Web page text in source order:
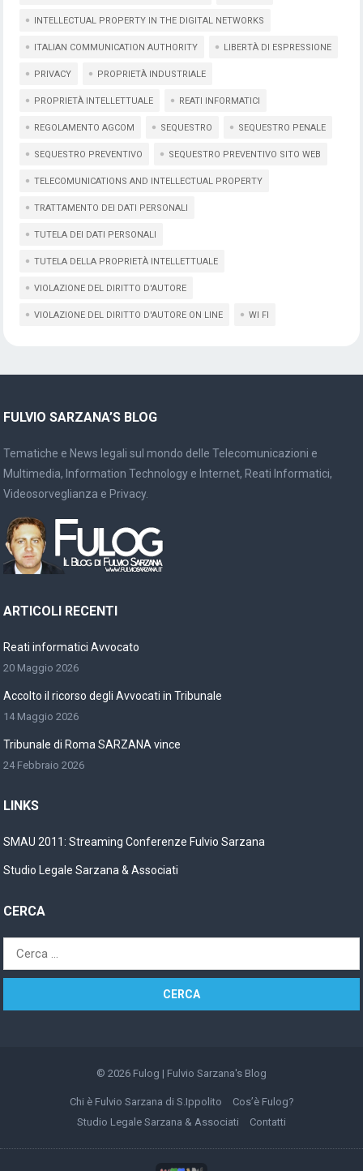
INTELLECTUAL PROPERTY IN THE DIGITAL NETWORKS
ITALIAN COMMUNICATION AUTHORITY LIBERTÀ DI ESPRESSIONE
PRIVACY PROPRIETÀ INDUSTRIALE
PROPRIETÀ INTELLETTUALE REATI INFORMATICI
REGOLAMENTO AGCOM SEQUESTRO SEQUESTRO PENALE
SEQUESTRO PREVENTIVO SEQUESTRO PREVENTIVO SITO WEB
TELECOMUNICATIONS AND INTELLECTUAL PROPERTY
TRATTAMENTO DEI DATI PERSONALI
TUTELA DEI DATI PERSONALI
TUTELA DELLA PROPRIETÀ INTELLETTUALE
VIOLAZIONE DEL DIRITTO D'AUTORE
VIOLAZIONE DEL DIRITTO D'AUTORE ON LINE WI FI
FULVIO SARZANA’S BLOG
Tematiche e News legali sul mondo delle Telecomunicazioni e
Multimedia, Information Technology e Internet, Reati Informatici,
Videosorveglianza e Privacy.
ARTICOLI RECENTI
Reati informatici Avvocato
20 Maggio 2026
Accolto il ricorso degli Avvocati in Tribunale
14 Maggio 2026
Tribunale di Roma SARZANA vince
24 Febbraio 2026
LINKS
SMAU 2011: Streaming Conferenze Fulvio Sarzana
Studio Legale Sarzana & Associati
CERCA
Ricerca
per:
© 2026 Fulog | Fulvio Sarzana's Blog
Chi è Fulvio Sarzana di S.Ippolito
Cos’è Fulog?
Studio Legale Sarzana & Associati
Contatti